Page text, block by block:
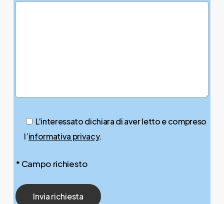
L'interessato dichiara di aver letto e compreso
l’informativa privacy.
* Campo richiesto